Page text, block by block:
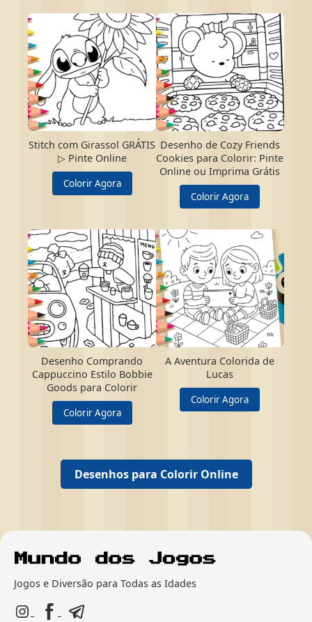
Stitch com Girassol GRÁTIS
▷ Pinte Online
Colorir Agora
Desenho de Cozy Friends
Cookies para Colorir: Pinte
Online ou Imprima Grátis
Colorir Agora
Desenho Comprando
Cappuccino Estilo Bobbie
Goods para Colorir
Colorir Agora
A Aventura Colorida de
Lucas
Colorir Agora
Desenhos para Colorir Online
Jogos e Diversão para Todas as Idades